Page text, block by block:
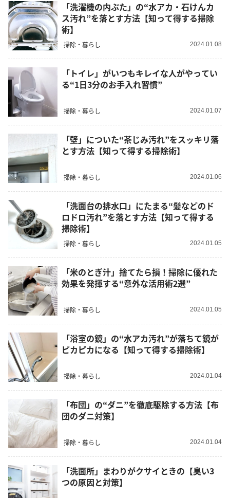
「洗濯機の内ぶた」の“水アカ・石けんカ
ス汚れ”を落とす方法【知って得する掃除
術】
掃除・暮らし 2024.01.08
「トイレ」がいつもキレイな人がやってい
る“1日3分のお手入れ習慣”
掃除・暮らし 2024.01.07
「壁」についた“茶じみ汚れ”をスッキリ落
とす方法【知って得する掃除術】
掃除・暮らし 2024.01.06
「洗面台の排水口」にたまる“髪などのド
ロドロ汚れ”を落とす方法【知って得する
掃除術】
掃除・暮らし 2024.01.05
「米のとぎ汁」捨てたら損！掃除に優れた
効果を発揮する“意外な活用術2選”
掃除・暮らし 2024.01.05
「浴室の鏡」の“水アカ汚れ”が落ちて鏡が
ピカピカになる【知って得する掃除術】
掃除・暮らし 2024.01.04
「布団」の“ダニ”を徹底駆除する方法【布
団のダニ対策】
掃除・暮らし 2024.01.04
「洗面所」まわりがクサイときの【臭い3
つの原因と対策】